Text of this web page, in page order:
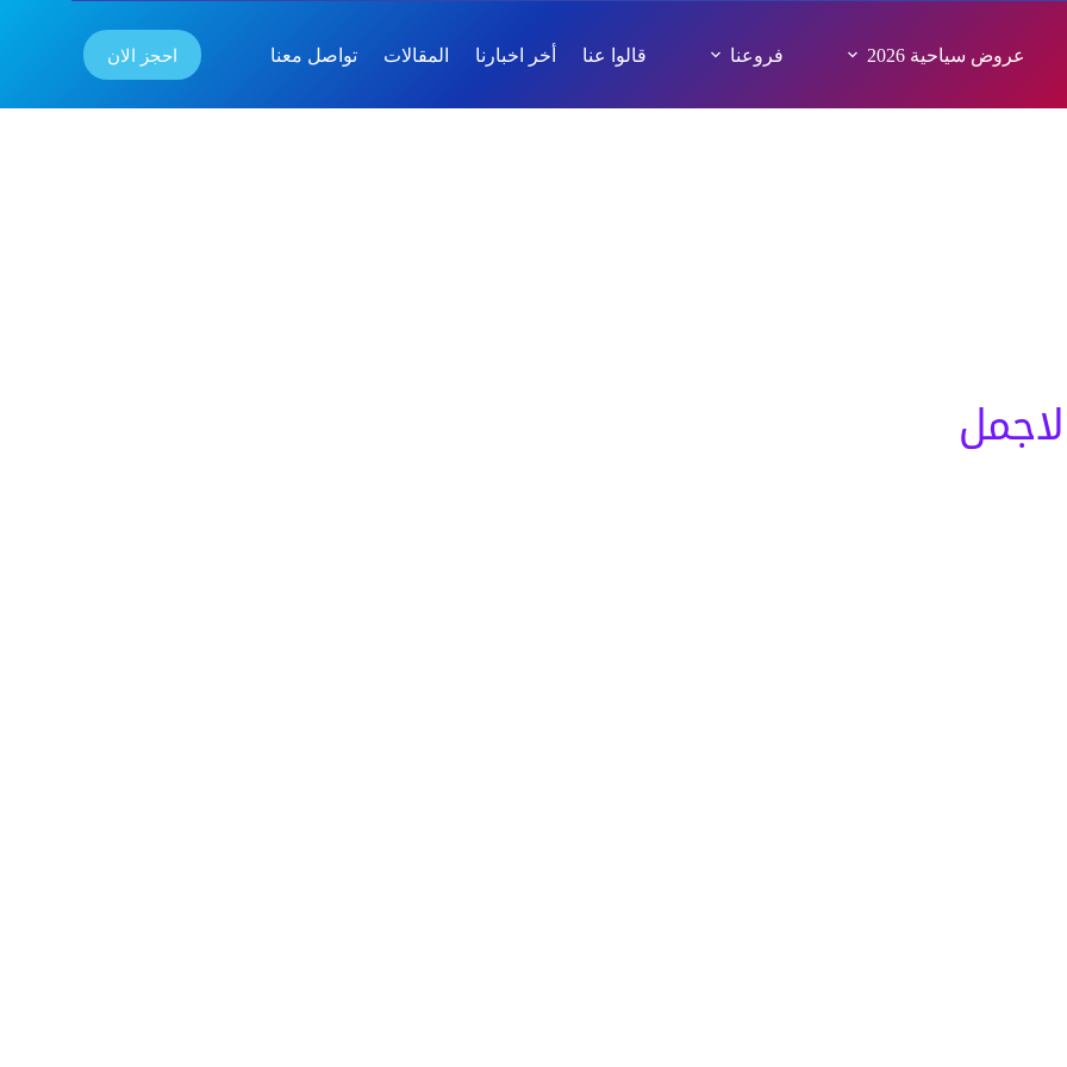
عروض سياحية 2026 فروعنا قالوا عنا أخر اخبارنا المقالات تواصل معنا احجز الان